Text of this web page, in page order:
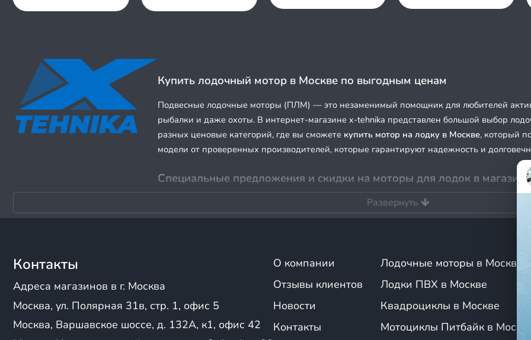
Купить лодочный мотор в Москве по выгодным ценам
Подвесные лодочные моторы (ПЛМ) — это незаменимый помощник для любителей
рыбалки и даже охоты. В интернет-магазине x-tehnika представлен большой выбор
разных ценовые категорий, где вы сможете купить мотор на лодку в Москве, который
модели от проверенных производителей, которые гарантируют надежность и
Специальные предложения и скидки на моторы для лодок в
и ПЛМ, а также предлагаем скидки
Моторы для лодок в интернет-магазине x-tehnika. Как выбрать
Выбор подвесного лодочного мотора (ПЛМ) — важный этап для владельцев лодок.
безопасность на воде. На официальном сайте магазина x-tehnika мы предлагаем
давайте разберемся, как выбрать подходящую модель.
Определите назначение мотора. Первый шаг — определить назначение:
Развернуть
Контакты
Адреса магазинов в г. Москва
Москва, ул. Полярная 31в, стр. 1, офис 5
Москва, Варшавское шоссе, д. 132А, к1, офис 42
О компании
Отзывы клиентов
Новости
Контакты
Лодочные моторы в Москве
Лодки ПВХ в Москве
Квадроциклы в Москве
Мотоциклы Питбайк в